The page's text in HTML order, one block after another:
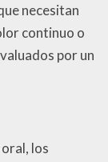
necesitan
continuo o
por un
los